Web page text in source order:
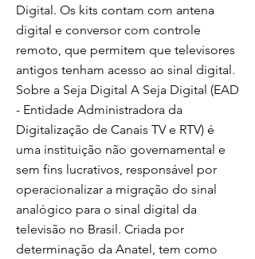
Digital. Os kits contam com antena
digital e conversor com controle
remoto, que permitem que televisores
antigos tenham acesso ao sinal digital.
Sobre a Seja Digital A Seja Digital (EAD
- Entidade Administradora da
Digitalização de Canais TV e RTV) é
uma instituição não governamental e
sem fins lucrativos, responsável por
operacionalizar a migração do sinal
analógico para o sinal digital da
televisão no Brasil. Criada por
determinação da Anatel, tem como